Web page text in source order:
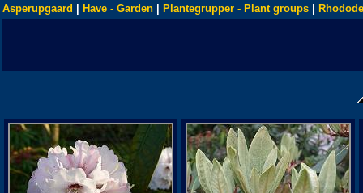
Asperupgaard Have - Garden Plantegrupper - Plant groups